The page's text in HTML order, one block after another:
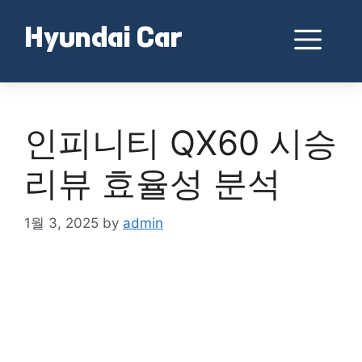
contentHyundai Car
인피니티 QX60 시승
리뷰 효율성 분석
1월 3, 2025 by admin